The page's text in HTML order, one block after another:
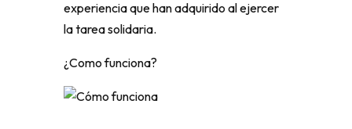
experiencia que han adquirido al ejercer
la tarea solidaria.
¿Como funciona?